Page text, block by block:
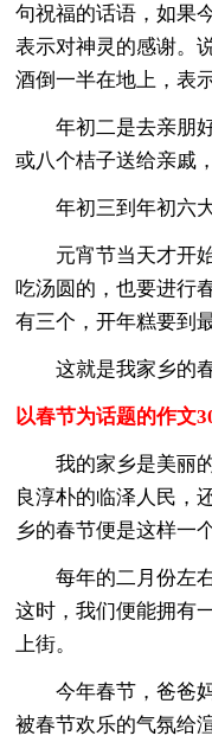
句祝福的话语，如果
表示对神灵的感谢。
酒倒一半在地上，表
年初二是去亲朋
或八个桔子送给亲戚
年初三到年初六
元宵节当天才开
吃汤圆的，也要进行
有三个，开年糕要到
这就是我家乡的
以春节为话题的作文
我的家乡是美丽
良淳朴的临泽人民，
乡的春节便是这样一
每年的二月份左
这时，我们便能拥有
上街。
今年春节，爸爸
被春节欢乐的气氛给